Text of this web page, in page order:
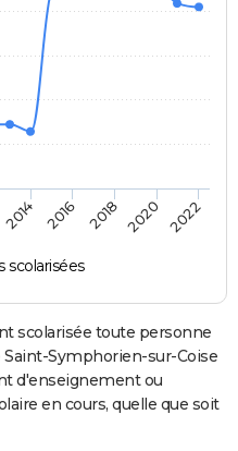
scolarisées
2014 2016 2018 2020 2022
scolarisée toute personne
Symphorien-sur-Coise
d'enseignement ou
en cours, quelle que soit